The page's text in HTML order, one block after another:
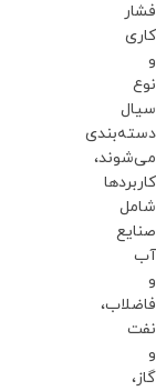
فشار
کاری
و
نوع
سیال
دسته‌بندی
می‌شوند،
کاربردها
شامل
صنایع
آب
و
فاضلاب،
نفت
و
گاز،